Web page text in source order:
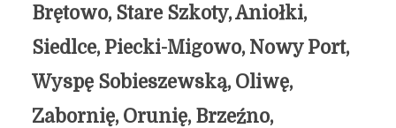
Brętowo, Stare Szkoty, Aniołki,
Siedlce, Piecki-Migowo, Nowy Port,
Wyspę Sobieszewską, Oliwę,
Zabornię, Orunię, Brzeźno,